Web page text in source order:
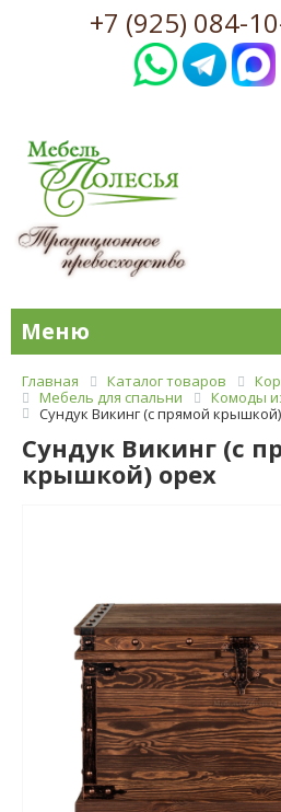
+7 (925) 084-
Меню
Главная Каталог товаров
Мебель для спальни
Комоды
Сундук Викинг (с прямой
Сундук Викинг (с
крышкой) орех